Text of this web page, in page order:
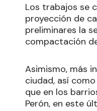
Los trabajos se
proyección de
preliminares la
compactación
Asimismo, más
ciudad, así
que en los
Perón, en este